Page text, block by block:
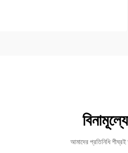
আমাদের প্রতিনিধি